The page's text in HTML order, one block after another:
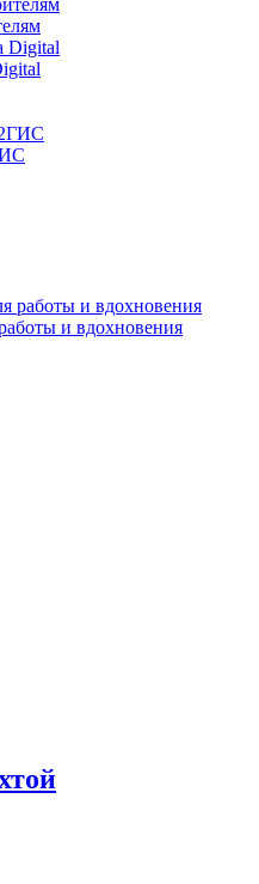
и вдохновения